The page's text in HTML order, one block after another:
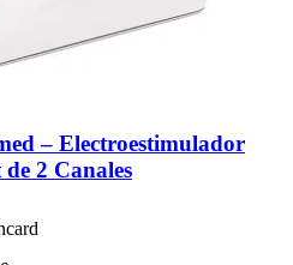
– Electroestimulador
2 Canales